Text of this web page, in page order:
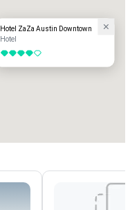
Hotel ZaZa Austin Downtown
Hotel
4 van 5